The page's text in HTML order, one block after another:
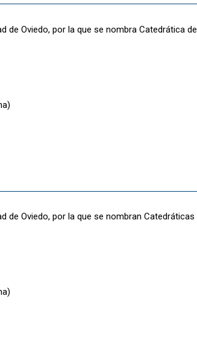
de Oviedo, por la que se nombra Catedrática de
de Oviedo, por la que se nombran Catedráticas